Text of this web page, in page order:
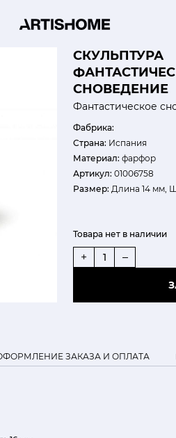
СКУЛЬПТУРА
СНОВЕДЕНИЕ
Фантастическое
Фабрика:
Страна: Испания
Материал: фарфор
Артикул: 01006758
Размер: Длина 14 мм,
Товара нет в наличии
+ –
ЗАКАЗА И ОПЛАТА